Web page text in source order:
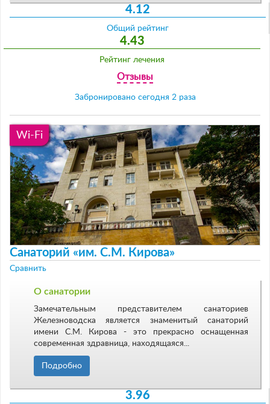
4.12
Общий рейтинг
4.43
Рейтинг лечения
Отзывы
Забронировано сегодня 2 раза
Wi-Fi
Санаторий «им. С.М. Кирова»
Сравнить
О санатории
Замечательным представителем санаториев
Железноводска является знаменитый санаторий
имени С.М. Кирова - это прекрасно оснащенная
современная здравница, находящаяся...
Подробно
3.96